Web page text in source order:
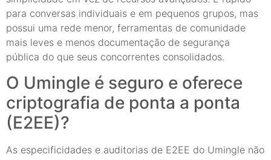
para conversas individuais e em pequenos grupos, mas
possui uma rede menor, ferramentas de comunidade
mais leves e menos documentação de segurança
pública do que seus concorrentes consolidados.
O Umingle é seguro e oferece
criptografia de ponta a ponta
(E2EE)?
As especificidades e auditorias de E2EE do Umingle não